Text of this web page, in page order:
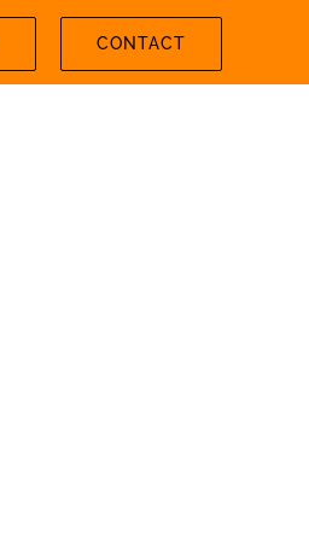
CONTACT